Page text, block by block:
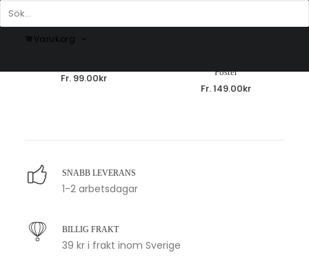
Varukorg
Fr. 99.00kr
Poster
Fr.149.00kr
SNABB LEVERANS
1-2 arbetsdagar
BILLIG FRAKT
39 kr i frakt inom Sverige